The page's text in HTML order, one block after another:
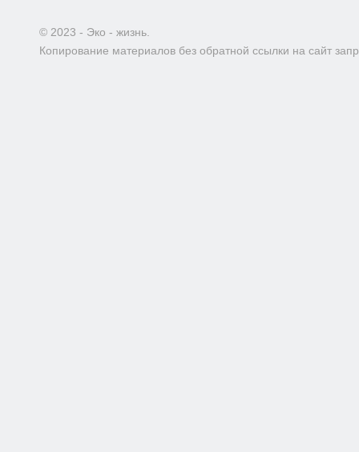
© 2023 - Эко - жизнь.
Копирование материалов без обратной ссылки на сайт